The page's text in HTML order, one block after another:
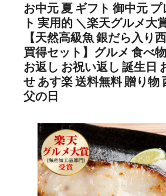
お中元 夏 ギフト 御中元
ト 実用的 ＼楽天グルメ大
【天然高級魚 銀だら入り
買得セット】グルメ 食べ
お返し お祝い返し 誕生日
せ あす楽 送料無料 贈り物
父の日